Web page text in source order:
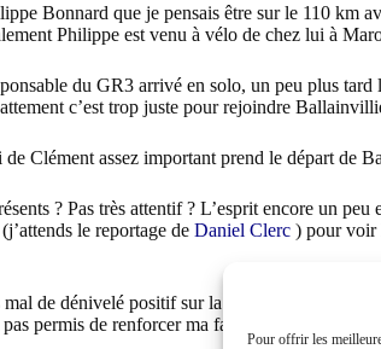
Pour offrir les
Bonnard que je pensais être sur le 110 km
Philippe est venu à vélo de chez lui à
du GR3 arrivé en solo, un peu plus
c’est trop juste pour rejoindre
Clément assez important prend le départ de
? Pas très attentif ? L’esprit encore un
le reportage de Daniel Clerc ) pour voir
de dénivelé positif sur la fin, ayant roulé sur
permis de renforcer ma faible puissance dans